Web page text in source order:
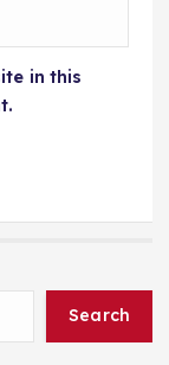
in this
Search